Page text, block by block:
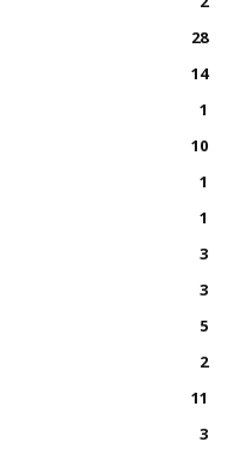
28
14
1
10
1
1
3
3
5
2
11
3